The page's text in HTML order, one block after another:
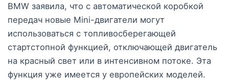
BMW заявила, что с автоматической коробкой
передач новые Mini-двигатели могут
использоваться с топливосберегающей
стартстопной функцией, отключающей двигатель
на красный свет или в интенсивном потоке. Эта
функция уже имеется у европейских моделей.